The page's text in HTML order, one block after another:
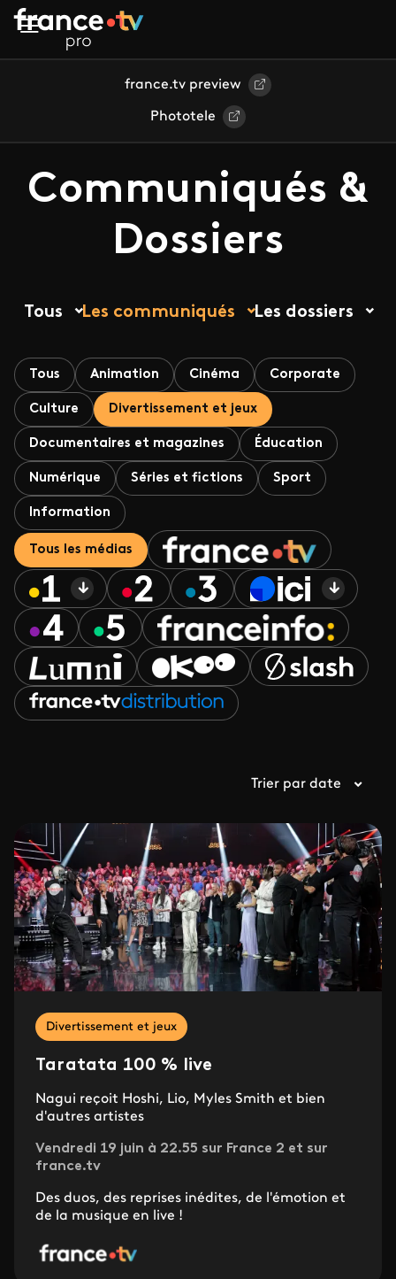
Aller au contenu principal
france.tv preview
Phototele
Communiqués &
Dossiers
Tous Les communiqués Les dossiers
Tous Animation Cinéma Corporate
Culture Divertissement et jeux
Documentaires et magazines Éducation
Numérique Séries et fictions Sport
Information
Tous les médias
Trier par date
Divertissement et jeux
Taratata 100 % live
Nagui reçoit Hoshi, Lio, Myles Smith et bien
d'autres artistes
Vendredi 19 juin à 22.55 sur France 2 et sur
france.tv
Des duos, des reprises inédites, de l'émotion et
de la musique en live !